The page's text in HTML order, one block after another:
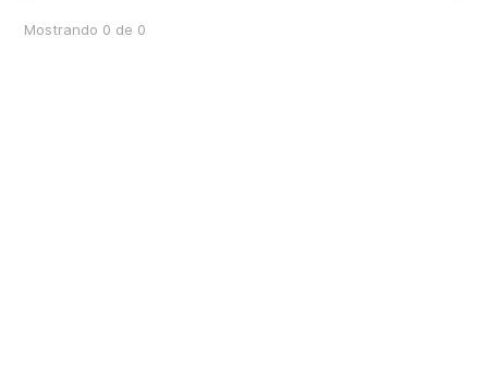
Mostrando 0 de 0